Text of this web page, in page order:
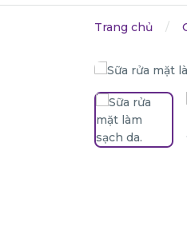
Trang chủ